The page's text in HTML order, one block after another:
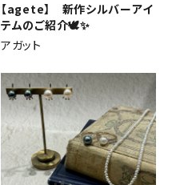
【agete】 新作シルバーアイ
テムのご紹介🕊️✨
アガット